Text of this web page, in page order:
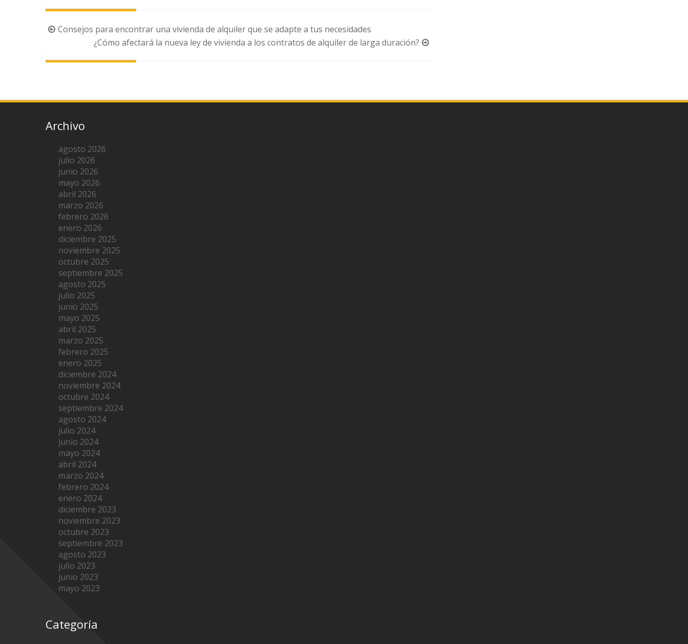
Navegación
la
Consejos para encontrar una vivienda de alquiler que se adapte a tus necesidades
¿Cómo afectará la nueva ley de vivienda a los contratos de alquiler de larga duración?
Archivo
agosto 2026
julio 2026
junio 2026
mayo 2026
abril 2026
marzo 2026
febrero 2026
enero 2026
diciembre 2025
noviembre 2025
octubre 2025
septiembre 2025
agosto 2025
julio 2025
junio 2025
mayo 2025
abril 2025
marzo 2025
febrero 2025
enero 2025
diciembre 2024
noviembre 2024
octubre 2024
septiembre 2024
agosto 2024
julio 2024
junio 2024
mayo 2024
abril 2024
marzo 2024
febrero 2024
enero 2024
diciembre 2023
noviembre 2023
octubre 2023
septiembre 2023
agosto 2023
julio 2023
junio 2023
mayo 2023
Categoría